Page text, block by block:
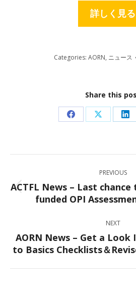
詳しく見る
Categories: AORN, ニュース
Share this
Share
Facebook
Share
X
navigation
PREVIOUS
post:
ACTFL News – Last
funded OPI
NEXT
Next
post:
AORN News – Get a Look
to Basics Checklists＆